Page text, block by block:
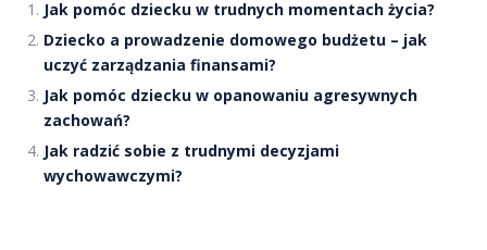
Jak pomóc dziecku w trudnych momentach życia?
Dziecko a prowadzenie domowego budżetu – jak
uczyć zarządzania finansami?
Jak pomóc dziecku w opanowaniu agresywnych
zachowań?
Jak radzić sobie z trudnymi decyzjami
wychowawczymi?